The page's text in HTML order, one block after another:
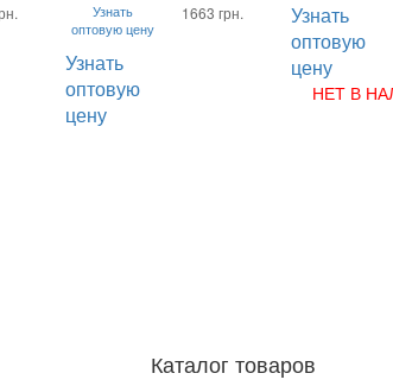
Узнать
оптовую цену
Узнать
оптовую
цену
1663 грн.
Узнать
оптовую
цену
НЕТ В
Каталог товаров